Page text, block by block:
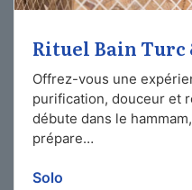
Rituel Bain Turc
Offrez-vous une
purification, douceur et
débute dans le
prépare…
Solo